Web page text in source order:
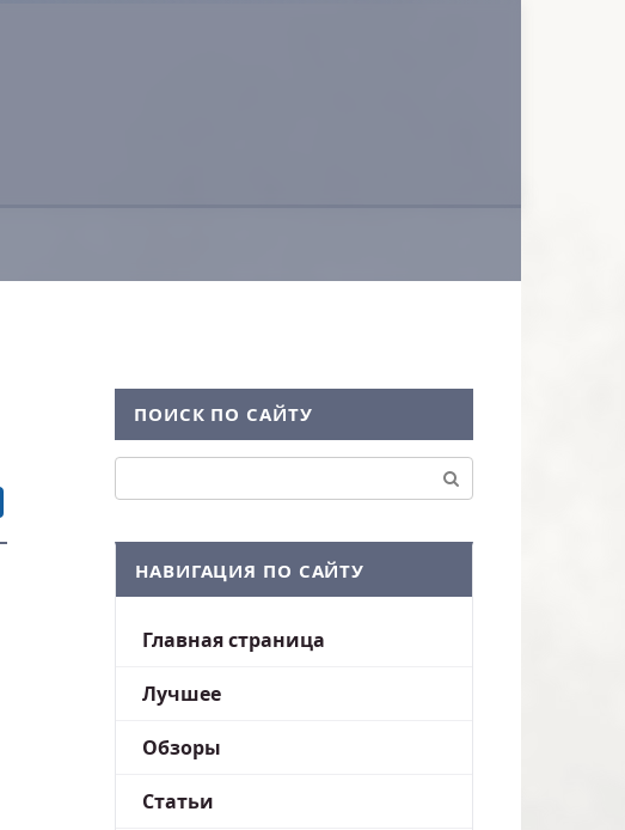
ПОИСК ПО САЙТУ
НАВИГАЦИЯ ПО САЙТУ
Главная страница
Лучшее
Обзоры
Статьи